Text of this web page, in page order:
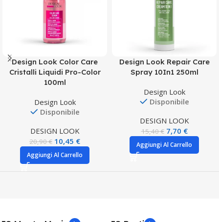
Design Look Color Care
Cristalli Liquidi Pro-Color
100ml
Design Look
Disponibile
DESIGN LOOK
20,90€ 10,45 €
Aggiungi Al Carrello
Design Look Repair Care
Spray 10In1 250ml
Design Look
Disponibile
DESIGN LOOK
15,40€ 7,70 €
Aggiungi Al Carrello